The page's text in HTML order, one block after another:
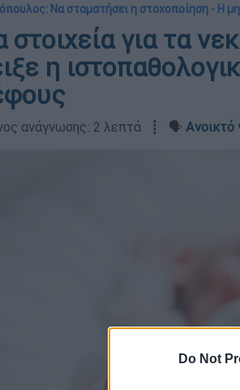
Do Not
Να σταματήσει η στοχοποίηση - Η
στοιχεία για τα
η
ανάγνωσης: 2 λεπτά ┋ 🗣️ Ανοικτό